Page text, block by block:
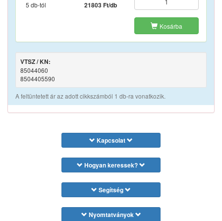
5 db-tól 21803 Ft/db
Kosárba
VTSZ / KN:
85044060
8504405590
A feltüntetett ár az adott cikkszámból 1 db-ra vonatkozik.
Kapcsolat
Hogyan keressek?
Segítség
Nyomtatványok